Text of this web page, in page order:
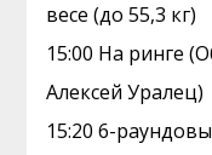
весе (до 55,3 кг)
15:00 На ринге
Алексей Уралец)
15:20 6-